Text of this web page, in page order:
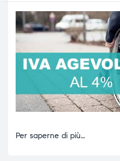
Per saperne di più…